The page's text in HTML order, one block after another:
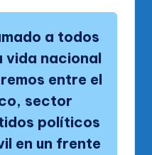
a todos
vida nacional
entre el
sector
políticos
en un frente